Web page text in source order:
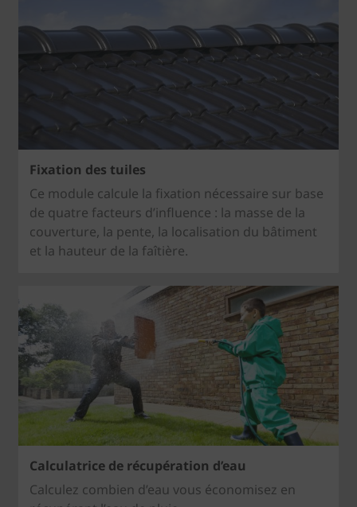
Fixation des tuiles
Ce module calcule la fixation nécessaire sur base
de quatre facteurs d’influence : la masse de la
couverture, la pente, la localisation du bâtiment
et la hauteur de la faîtière.
Calculatrice de récupération d’eau
Calculez combien d’eau vous économisez en